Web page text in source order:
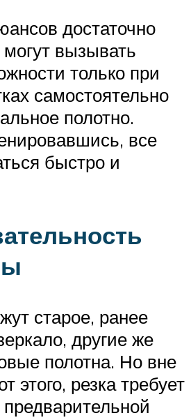
достаточно
вызывать
только при
самостоятельно
полотно.
все
быстро и
старое, ранее
другие же
полотна. Но вне
этого, резка требует